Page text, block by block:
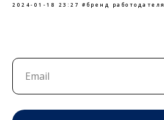
2024-01-18 23:27 #бренд работодателя